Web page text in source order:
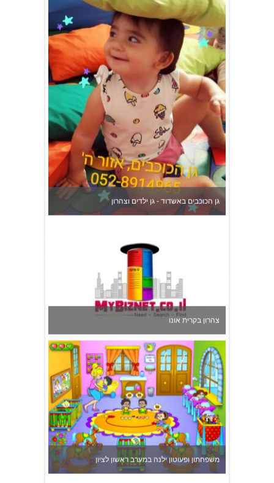
גן הכוכבים באשדוד - גן ילדים וצהרון
משפחתון ופעוטון ילנה במערב ראשון לציון